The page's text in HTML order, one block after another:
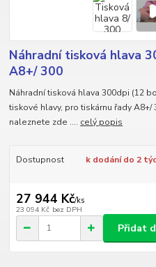
Náhradní tisková hlava
A8+/ 300
Náhradní tisková hlava 300dpi (12
tiskové hlavy, pro tiskárnu řady
naleznete zde .... celý popis
Dostupnost k dodání do 2
27 944 Kč/ks
23 094 Kč bez DPH
Přidat